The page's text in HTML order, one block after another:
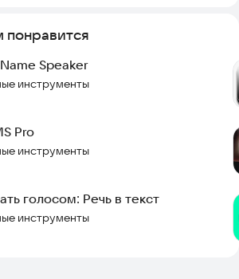
Speaker
инструменты
Pro
инструменты
голосом: Речь в текст
инструменты